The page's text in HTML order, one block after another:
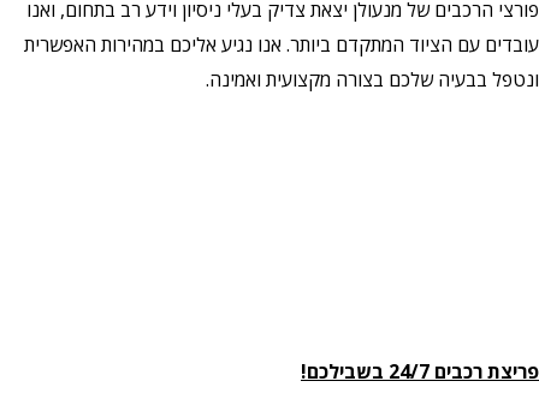
פורצי הרכבים של מנעולן יצאת צדיק בעלי ניסיון וידע רב בתחום, ואנו
עובדים עם הציוד המתקדם ביותר. אנו נגיע אליכם במהירות האפשרית
ונטפל בבעיה שלכם בצורה מקצועית ואמינה.
פריצת רכבים 24/7 בשבילכם!